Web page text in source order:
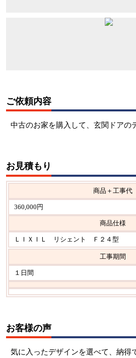
ご依頼内容
中古のお家を購入して、玄関ドアの
お見積もり
商品＋工事代
360,000円
商品仕様
ＬＩＸＩＬ リシェント Ｆ２４型
工事期間
１日間
お客様の声
気に入ったデザインを選べて、納得